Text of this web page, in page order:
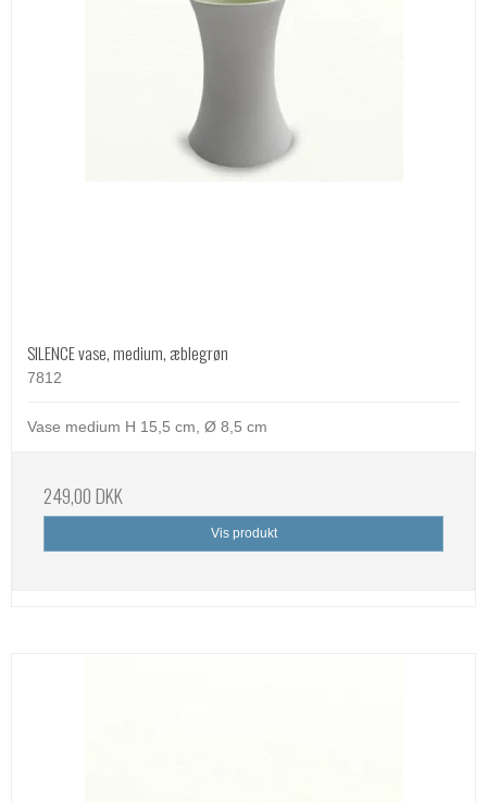
SILENCE vase, medium, æblegrøn
7812
Vase medium H 15,5 cm, Ø 8,5 cm
249,00 DKK
Vis produkt